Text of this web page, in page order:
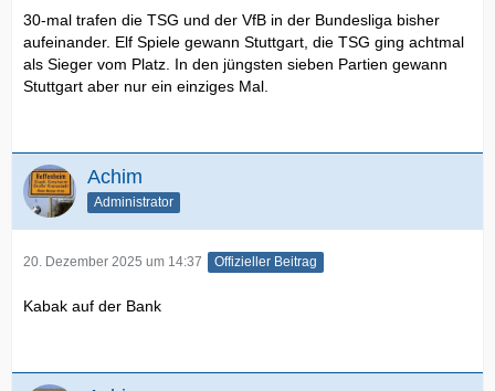
30-mal trafen die TSG und der VfB in der Bundesliga bisher
aufeinander. Elf Spiele gewann Stuttgart, die TSG ging achtmal
als Sieger vom Platz. In den jüngsten sieben Partien gewann
Stuttgart aber nur ein einziges Mal.
Achim
Administrator
20. Dezember 2025 um 14:37 Offizieller Beitrag
Kabak auf der Bank